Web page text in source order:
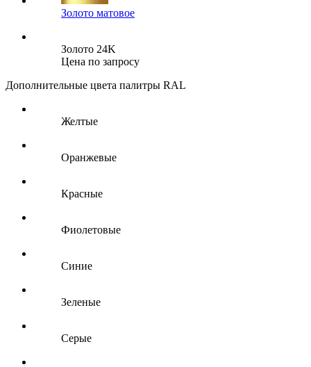
Золото матовое
Золото 24K
Цена по запросу
Дополнительные цвета палитры RAL
Желтые
Оранжевые
Красные
Фиолетовые
Синие
Зеленые
Серые